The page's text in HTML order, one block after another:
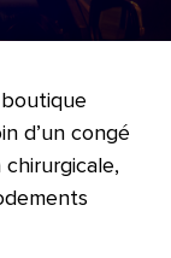
d’un congé